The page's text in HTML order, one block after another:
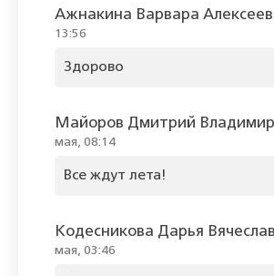
Ажнакина Варвара
13:56
Здорово
Майоров Дмитрий
мая, 08:14
Все ждут лета!
Кодесникова Дарья
мая, 03:46